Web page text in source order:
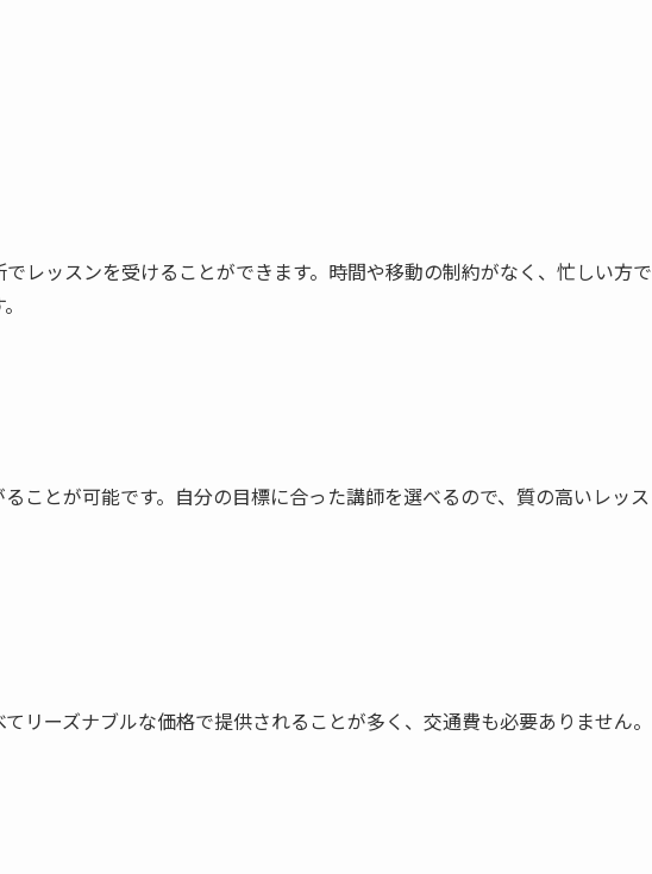
レッスンを受けることができます。時間や移動の制約がなく、忙しい方で
ことが可能です。自分の目標に合った講師を選べるので、質の高いレッス
リーズナブルな価格で提供されることが多く、交通費も必要ありません。